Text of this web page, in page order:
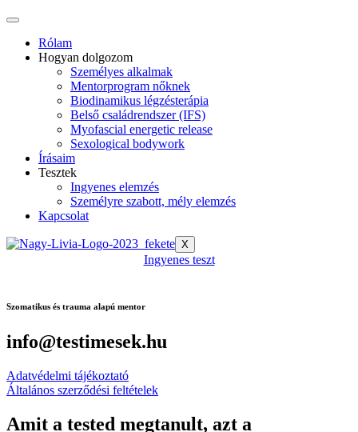
Rólam
Hogyan dolgozom
Személyes alkalmak
Mentorprogram nőknek
Biodinamikus légzésterápia
Belső családrendszer (IFS)
Myofascial energetic release
Sexological bodywork
Írásaim
Tesztek
Ingyenes elemzés
Személyre szabott, mély elemzés
Kapcsolat
X
Ingyenes teszt
Szomatikus és trauma alapú mentor
info@testimesek.hu
Adatvédelmi tájékoztató
Általános szerződési feltételek
Amit a tested megtanult, azt a